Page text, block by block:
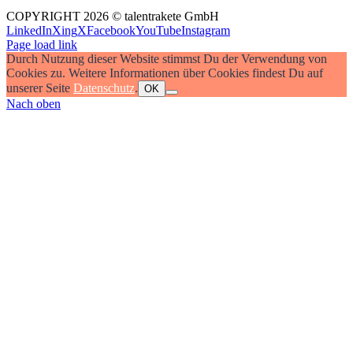
COPYRIGHT 2026 © talentrakete GmbH
LinkedInXingXFacebookYouTubeInstagram
Page load link
Durch Nutzung dieser Website stimmst Du der Verwendung von
Cookies zu. Weitere Informationen über Cookies findest Du auf
unserer Seite Datenschutz. OK
Nach oben